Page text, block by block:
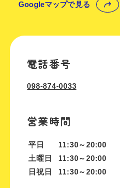
Googleマップで見る
電話番号
098-874-0033
営業時間
平日
11:30～20:00
土曜日
11:30～20:00
日祝日
11:30～20:00